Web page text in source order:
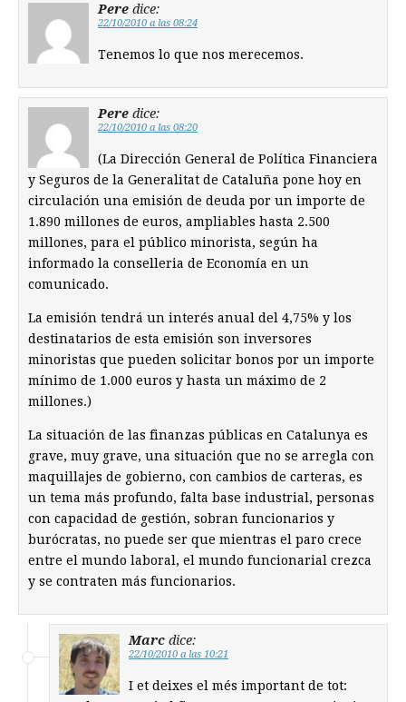
Pere dice:
22/10/2010 a las 08:24
Tenemos lo que nos merecemos.
Pere dice:
22/10/2010 a las 08:20
(La Dirección General de Política Financiera
y Seguros de la Generalitat de Cataluña pone hoy en
circulación una emisión de deuda por un importe de
1.890 millones de euros, ampliables hasta 2.500
millones, para el público minorista, según ha
informado la conselleria de Economía en un
comunicado.
La emisión tendrá un interés anual del 4,75% y los
destinatarios de esta emisión son inversores
minoristas que pueden solicitar bonos por un importe
mínimo de 1.000 euros y hasta un máximo de 2
millones.)
La situación de las finanzas públicas en Catalunya es
grave, muy grave, una situación que no se arregla con
maquillajes de gobierno, con cambios de carteras, es
un tema más profundo, falta base industrial, personas
con capacidad de gestión, sobran funcionarios y
burócratas, no puede ser que mientras el paro crece
entre el mundo laboral, el mundo funcionarial crezca
y se contraten más funcionarios.
Marc dice:
22/10/2010 a las 10:21
I et deixes el més important de tot: